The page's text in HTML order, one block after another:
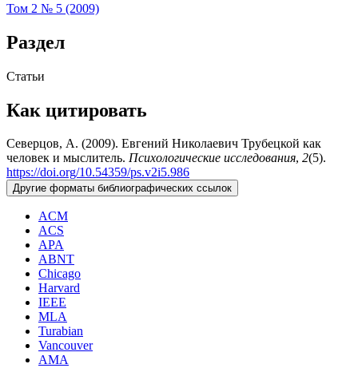
Том 2 № 5 (2009)
Раздел
Статьи
Как цитировать
Северцов, А. (2009). Евгений Николаевич Трубецкой как
человек и мыслитель. Психологические исследования, 2(5).
https://doi.org/10.54359/ps.v2i5.986
Другие форматы библиографических ссылок
ACM
ACS
APA
ABNT
Chicago
Harvard
IEEE
MLA
Turabian
Vancouver
AMA